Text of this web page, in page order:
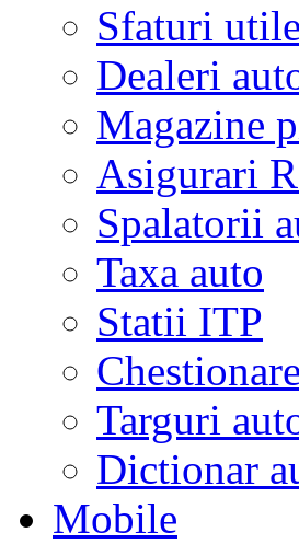
Sfaturi utile
Dealeri
Magazine
Asigurari
Spalatorii
Taxa auto
Statii ITP
Targuri
Dictionar
Mobile